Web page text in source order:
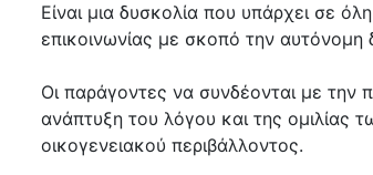
Είναι μια δυσκολία που υπάρχει σε
επικοινωνίας με σκοπό την αυτόνομη
Οι παράγοντες να συνδέονται με την
ανάπτυξη του λόγου και της ομιλίας
οικογενειακού περιβάλλοντος.